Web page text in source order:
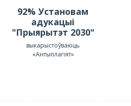
92% Установам
адукацыі
"Прыярытэт 2030"
выкарыстоўваюць
«Антыплагіят»